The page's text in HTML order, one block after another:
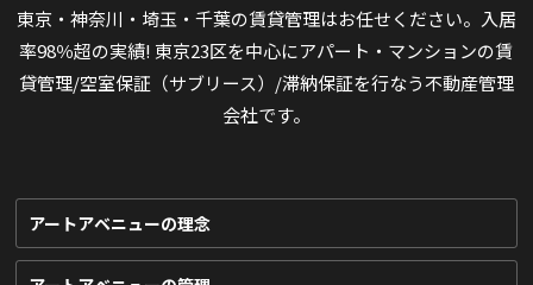
東京・神奈川・埼玉・千葉の賃貸管理はお任せください。入居
率98％超の実績! 東京23区を中心にアパート・マンションの賃
貸管理/空室保証（サブリース）/滞納保証を行なう不動産管理
会社です。
アートアベニューの理念